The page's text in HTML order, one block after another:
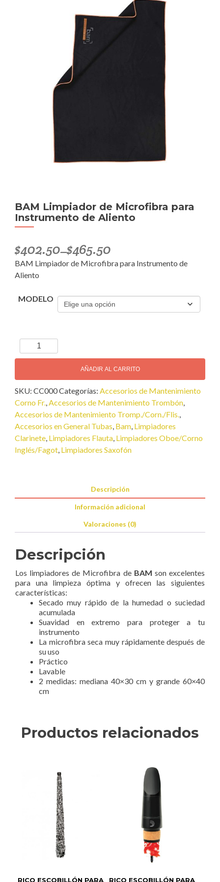
BAM Limpiador de Microfibra para
Instrumento de Aliento
$402.50–$465.50
BAM Limpiador de Microfibra para Instrumento de
Aliento
MODELO
BAM
Limpiador
Microfibra
para
Instrumento
de
Aliento
cantidad
AÑADIR AL CARRITO
SKU: CC000Categorías: Accesorios de Mantenimiento
Corno Fr.,Accesorios de Mantenimiento Trombón,
Accesorios de Mantenimiento Tromp./Corn./Flis.,
Accesorios en General Tubas, Bam, Limpiadores
Clarinete, Limpiadores Flauta, Limpiadores Oboe/Corno
Inglés/Fagot, Limpiadores Saxofón
Descripción
Información adicional
Valoraciones (0)
Descripción
Los limpiadores de Microfibra de BAM son excelentes
para una limpieza óptima y ofrecen las siguientes
características:
Secado muy rápido de la humedad o suciedad
acumulada
Suavidad en extremo para proteger a tu
instrumento
La microfibra seca muy rápidamente después de
su uso
Práctico
Lavable
2 medidas: mediana 40×30 cm y grande 60×40
cm
Productos relacionados
RICO ESCOBILLÓN PARA
RICO ESCOBILLÓN PARA